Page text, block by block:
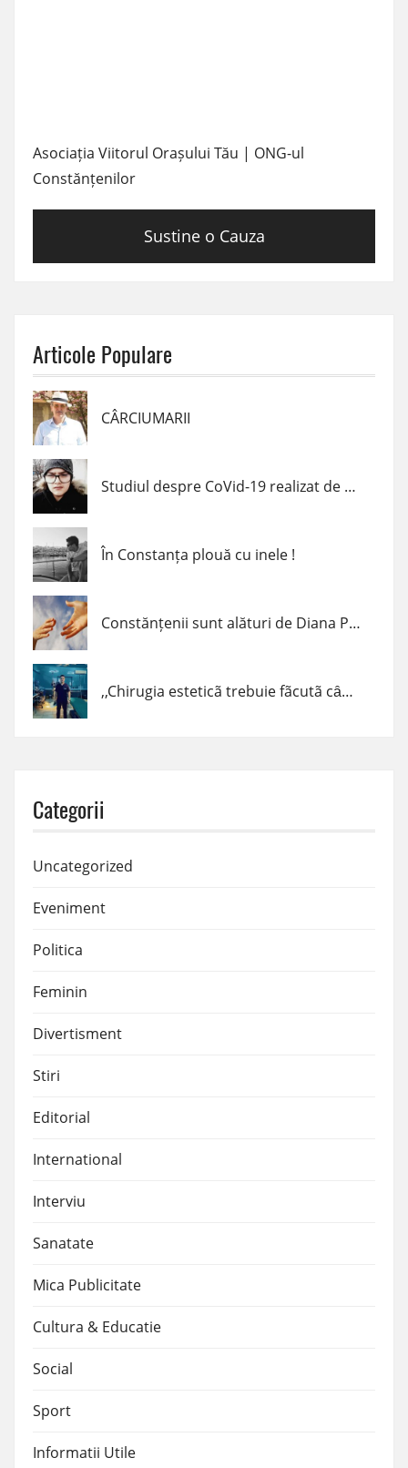
Asociația Viitorul Orașului Tău | ONG-ul
Constănțenilor
Sustine o Cauza
Articole Populare
CÂRCIUMARII
Studiul despre CoVid-19 realizat de un elev de clasa a VII-a din Navodari
În Constanța plouă cu inele !
Constănțenii sunt alături de Diana Popescu
,,Chirugia esteticã trebuie fãcutã cȃnd trebuie, cum trebuie şi de cine trebuie!” – dr. Claudiu Podac
Categorii
Uncategorized
Eveniment
Politica
Feminin
Divertisment
Stiri
Editorial
International
Interviu
Sanatate
Mica Publicitate
Cultura & Educatie
Social
Sport
Informatii Utile